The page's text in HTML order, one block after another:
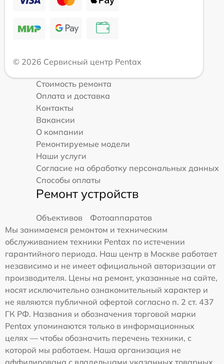
© 2026 Сервисный центр Pentax
Стоимость ремонта
Оплата и доставка
Контакты
Вакансии
О компании
Ремонтируемые модели
Наши услуги
Согласие на обработку персональных данных
Способы оплаты
Ремонт устройств
Объективов
Фотоаппаратов
Мы занимаемся ремонтом и техническим
обслуживанием техники Pentax по истечении
гарантийного периода. Наш центр в Москве работает
независимо и не имеет официальной авторизации от
производителя. Цены на ремонт, указанные на сайте,
носят исключительно ознакомительный характер и
не являются публичной офертой согласно п. 2 ст. 437
ГК РФ. Названия и обозначения торговой марки
Pentax упоминаются только в информационных
целях — чтобы обозначить перечень техники, с
которой мы работаем. Наша организация не
аффилирована с владельцами указанных товарных